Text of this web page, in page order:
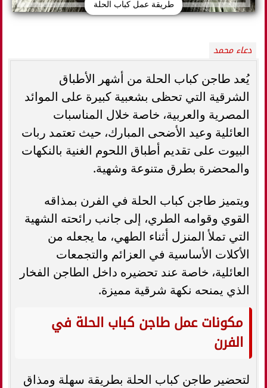
طريقة عمل كباب الحلة
دعاء محمد
يُعد طاجن كباب الحلة من أشهر الأطباق
الشرقية التي تحظى بشعبية كبيرة على الموائد
المصرية والعربية، خاصة خلال المناسبات
العائلية وعيد الأضحى المبارك، حيث تعتمد ربات
البيوت على تقديم أطباق اللحوم الغنية بالنكهات
والمحضرة بطرق متنوعة وشهية.
ويتميز طاجن كباب الحلة في الفرن بمذاقه
القوي وقوامه الطري، إلى جانب رائحته الشهية
التي تملأ المنزل أثناء الطهي، ما يجعله من
الأكلات الأساسية في العزائم والتجمعات
العائلية، خاصة عند تحضيره داخل الطاجن الفخار
الذي يمنحه نكهة شرقية مميزة.
مكونات عمل طاجن كباب الحلة في
الفرن
لتحضير طاجن كباب الحلة بطريقة سهلة ومذاق